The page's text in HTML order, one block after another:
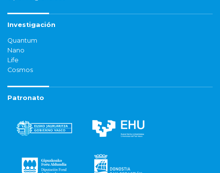
Investigación
Quantum
Nano
Life
Cosmos
Patronato